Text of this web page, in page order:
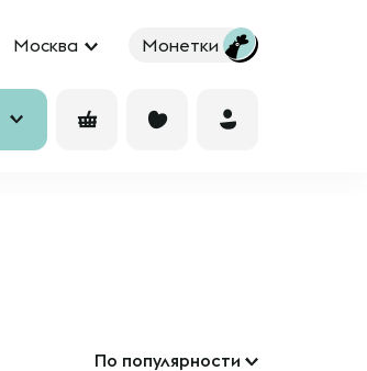
Москва Монетки
По популярности